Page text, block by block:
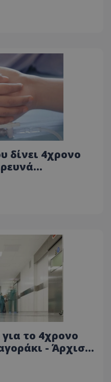
δίνει 4χρονο
το 4χρονο
- Άρχισε